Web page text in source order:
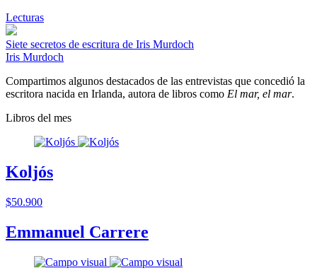
Lecturas
Siete secretos de escritura de Iris Murdoch
Iris Murdoch
Compartimos algunos destacados de las entrevistas que concedió la
escritora nacida en Irlanda, autora de libros como El mar, el mar.
Libros del mes
Koljós
$50.900
Emmanuel Carrere